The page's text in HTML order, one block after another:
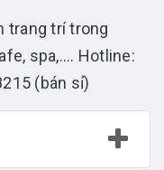
trang trí trong
spa,.... Hotline:
(bán sỉ)